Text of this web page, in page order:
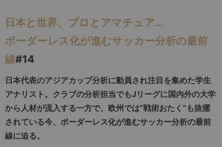
日本と世界、プロとアマチュア…
ボーダーレス化が進むサッカー分析の最前
線#14
日本代表のアジアカップ分析に動員され注目を集めた学生
アナリスト。クラブの分析担当でもJリーグに国内外の大学
から人材が流入する一方で、欧州では“戦術おたく”も抜擢
されている今、ボーダーレス化が進むサッカー分析の最前
線に迫る。